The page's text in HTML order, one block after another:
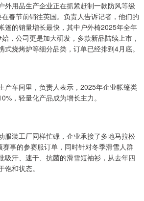
用品生产企业正在抓紧赶制一款防风等级
春节前销往英国。负责人告诉记者，他们的
篷的销量增长最快，其中户外椅2025年全年
，公司更是加大研发，多款新品陆续上市，
式烧烤炉等细分品类，订单已经排到4月底。
车间里，负责人表示，2025年企业帐篷类
，轻量化产品成为增长主力。
装工厂同样忙碌，企业承接了多地马拉松
赛事的参赛服订单，同时针对冬季滑雪人群
吸汗、速干、抗菌的滑雪短袖衫，从去年四
和状态。